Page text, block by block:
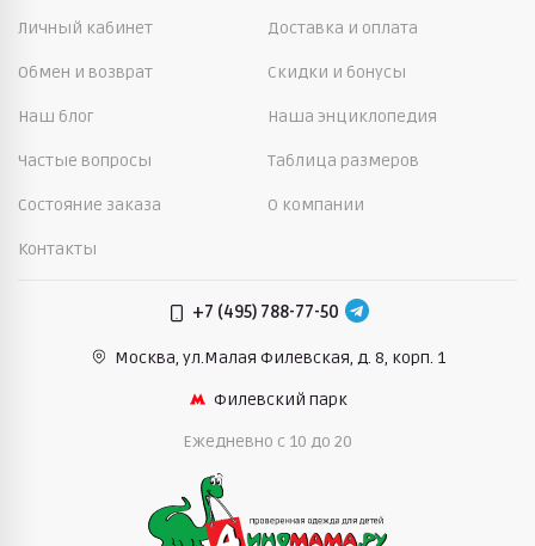
Личный кабинет Доставка и оплата
Обмен и возврат Скидки и бонусы
Наш блог Наша энциклопедия
Частые вопросы Таблица размеров
Состояние заказа О компании
Контакты
+7 (495) 788-77-50
Москва, ул.Малая Филевская, д. 8, корп. 1
Филевский парк
Ежедневно c 10 до 20